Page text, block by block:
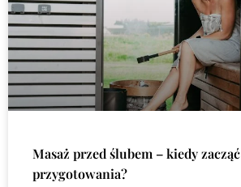
Masaż przed ślubem – kiedy zacząć
przygotowania?